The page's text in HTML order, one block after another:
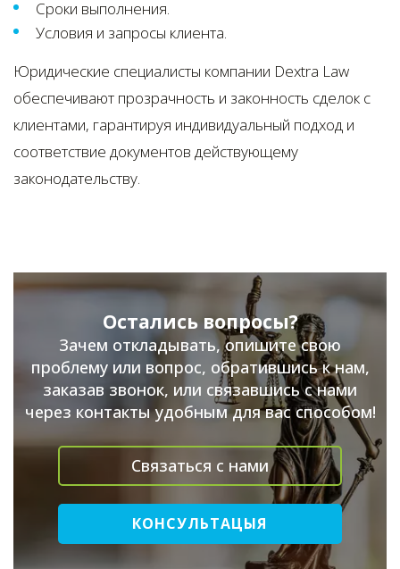
Сроки выполнения.
Условия и запросы клиента.
Юридические специалисты компании Dextra Law
обеспечивают прозрачность и законность сделок с
клиентами, гарантируя индивидуальный подход и
соответствие документов действующему
законодательству.
Остались вопросы?
Зачем откладывать, опишите свою
проблему или вопрос, обратившись к нам,
заказав звонок, или связавшись с нами
через контакты удобным для вас способом!
Связаться с нами
КОНСУЛЬТАЦЫЯ